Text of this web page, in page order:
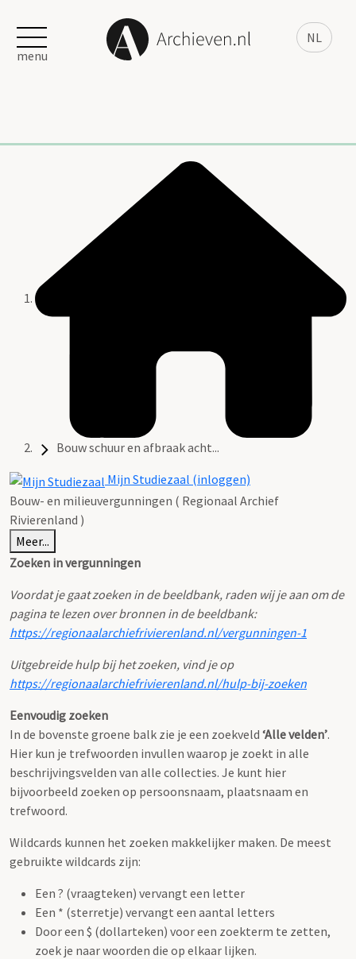
NL
menu
Bouw schuur en afbraak acht...
Mijn Studiezaal (inloggen)
Bouw- en milieuvergunningen ( Regionaal Archief
Rivierenland )
Meer...
Zoeken in vergunningen
Voordat je gaat zoeken in de beeldbank, raden wij je aan om de
pagina te lezen over bronnen in de beeldbank:
https://regionaalarchiefrivierenland.nl/vergunningen-1
Uitgebreide hulp bij het zoeken, vind je op
https://regionaalarchiefrivierenland.nl/hulp-bij-zoeken
Eenvoudig zoeken
In de bovenste groene balk zie je een zoekveld ‘Alle velden’.
Hier kun je trefwoorden invullen waarop je zoekt in alle
beschrijvingsvelden van alle collecties. Je kunt hier
bijvoorbeeld zoeken op persoonsnaam, plaatsnaam en
trefwoord.
Wildcards kunnen het zoeken makkelijker maken. De meest
gebruikte wildcards zijn:
Een ? (vraagteken) vervangt een letter
Een * (sterretje) vervangt een aantal letters
Door een $ (dollarteken) voor een zoekterm te zetten,
zoek je naar woorden die op elkaar lijken.